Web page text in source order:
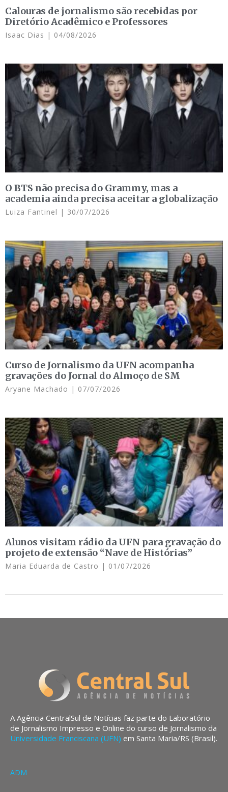
Calouras de jornalismo são recebidas por
Diretório Acadêmico e Professores
Isaac Dias 04/08/2026
O BTS não precisa do Grammy, mas a
academia ainda precisa aceitar a globalização
Luiza Fantinel 30/07/2026
Curso de Jornalismo da UFN acompanha
gravações do Jornal do Almoço de SM
Aryane Machado 07/07/2026
Alunos visitam rádio da UFN para gravação do
projeto de extensão “Nave de Histórias”
Maria Eduarda de Castro 01/07/2026
A Agência CentralSul de Notícias faz parte do Laboratório
de Jornalismo Impresso e Online do curso de Jornalismo da
Universidade Franciscana (UFN) em Santa Maria/RS (Brasil).
ADM